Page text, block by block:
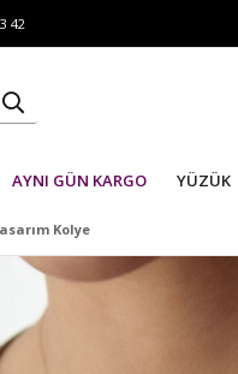
42
AYNI GÜN KARGO YÜZÜK
Kolye